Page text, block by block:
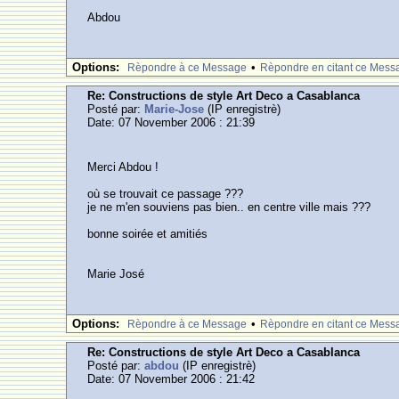
Abdou
Options: Rèpondre à ce Message • Rèpondre en citant ce
Re: Constructions de style Art Deco a Casablanca
Posté par: Marie-Jose (IP enregistrè)
Date: 07 November 2006 : 21:39
Merci Abdou !
où se trouvait ce passage ???
je ne m'en souviens pas bien.. en centre ville mais ???
bonne soirée et amitiés
Marie José
Options: Rèpondre à ce Message • Rèpondre en citant ce
Re: Constructions de style Art Deco a Casablanca
Posté par:abdou (IP enregistrè)
Date: 07 November 2006 : 21:42